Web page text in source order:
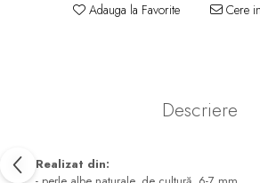
Adauga la Favorite Cere
Descriere
Realizat din: